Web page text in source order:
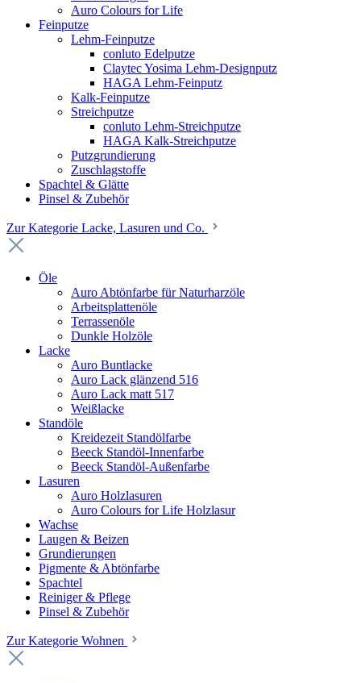
Auro Colours for Life
Feinputze
Lehm-Feinputze
conluto Edelputze
Claytec Yosima Lehm-Designputz
HAGA Lehm-Feinputz
Kalk-Feinputze
Streichputze
conluto Lehm-Streichputze
HAGA Kalk-Streichputze
Putzgrundierung
Zuschlagstoffe
Spachtel & Glätte
Pinsel & Zubehör
Zur Kategorie Lacke, Lasuren und Co.
Öle
Auro Abtönfarbe für Naturharzöle
Arbeitsplattenöle
Terrassenöle
Dunkle Holzöle
Lacke
Auro Buntlacke
Auro Lack glänzend 516
Auro Lack matt 517
Weißlacke
Standöle
Kreidezeit Standölfarbe
Beeck Standöl-Innenfarbe
Beeck Standöl-Außenfarbe
Lasuren
Auro Holzlasuren
Auro Colours for Life Holzlasur
Wachse
Laugen & Beizen
Grundierungen
Pigmente & Abtönfarbe
Spachtel
Reiniger & Pflege
Pinsel & Zubehör
Zur Kategorie Wohnen